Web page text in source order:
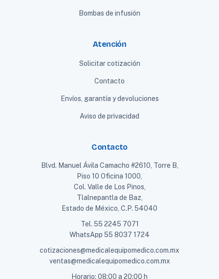
Bombas de infusión
Atención
Solicitar cotización
Contacto
Envíos, garantía y devoluciones
Aviso de privacidad
Contacto
Blvd. Manuel Ávila Camacho #2610, Torre B,
Piso 10 Oficina 1000,
Col. Valle de Los Pinos,
Tlalnepantla de Baz,
Estado de México, C.P. 54040
Tel. 55 2245 7071
WhatsApp 55 8037 1724
cotizaciones@medicalequipomedico.com.mx
ventas@medicalequipomedico.com.mx
Horario: 08:00 a 20:00 h